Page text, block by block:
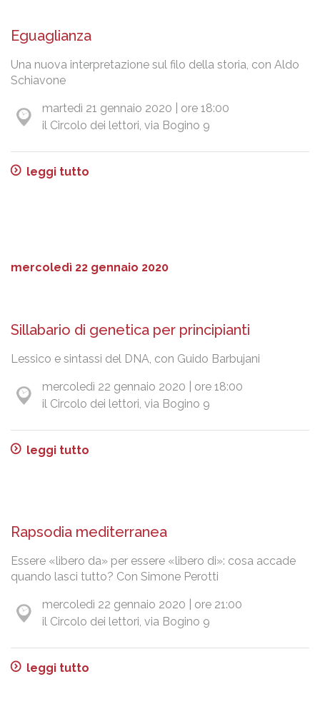
Eguaglianza
Una nuova interpretazione sul filo della storia, con Aldo
Schiavone
martedì 21 gennaio 2020 | ore 18:00
il Circolo dei lettori, via Bogino 9
leggi tutto
mercoledì 22 gennaio 2020
Sillabario di genetica per principianti
Lessico e sintassi del DNA, con Guido Barbujani
mercoledì 22 gennaio 2020 | ore 18:00
il Circolo dei lettori, via Bogino 9
leggi tutto
Rapsodia mediterranea
Essere «libero da» per essere «libero di»: cosa accade
quando lasci tutto? Con Simone Perotti
mercoledì 22 gennaio 2020 | ore 21:00
il Circolo dei lettori, via Bogino 9
leggi tutto